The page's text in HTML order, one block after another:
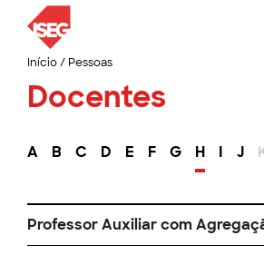
Início/ Pessoas
Docentes
A B C D E F G H I J
Professor Auxiliar com